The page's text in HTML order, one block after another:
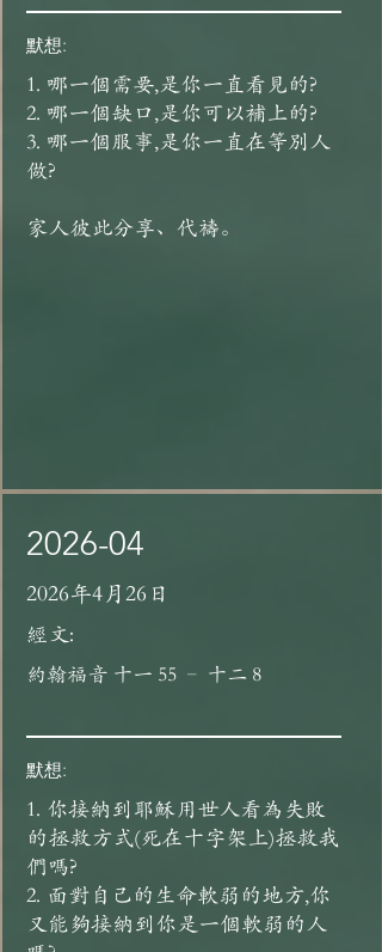
默想:
1. 哪一個需要,是你一直看見的?
2. 哪一個缺口,是你可以補上的?
3. 哪一個服事,是你一直在等別人
做?
家人彼此分享、代禱。
2026-04
2026年4月26日
經文:
約翰福音 十一 55 – 十二 8
默想:
1. 你接納到耶穌用世人看為失敗
的拯救方式(死在十字架上)拯救我
們嗎?
2. 面對自己的生命軟弱的地方,你
又能夠接納到你是一個軟弱的人